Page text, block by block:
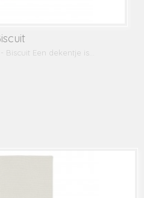
Biscuit Een dekentje is…